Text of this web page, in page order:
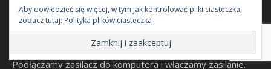
Podłączamy zasilacz do komputera i włączamy zasilanie.
Aby dowiedzieć się więcej, w tym jak kontrolować pliki ciasteczka,
zobacz tutaj: Polityka plików ciasteczka